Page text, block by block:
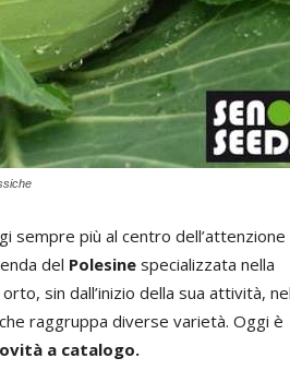
sempre più al centro
del Polesine specializzata nella
sin dall’inizio della sua attività, nel
raggruppa diverse varietà. Oggi è
a catalogo.